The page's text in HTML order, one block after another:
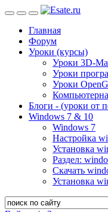
Главная
Форум
Уроки (курсы)
Уроки 3D-
Уроки
Уроки
Блоги - (уроки от
Windows 7 & 10
Windows 7
Настройка
Установка
Раздел:
Скачать
Установка